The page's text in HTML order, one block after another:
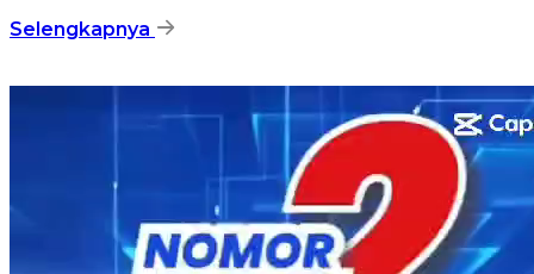
Selengkapnya